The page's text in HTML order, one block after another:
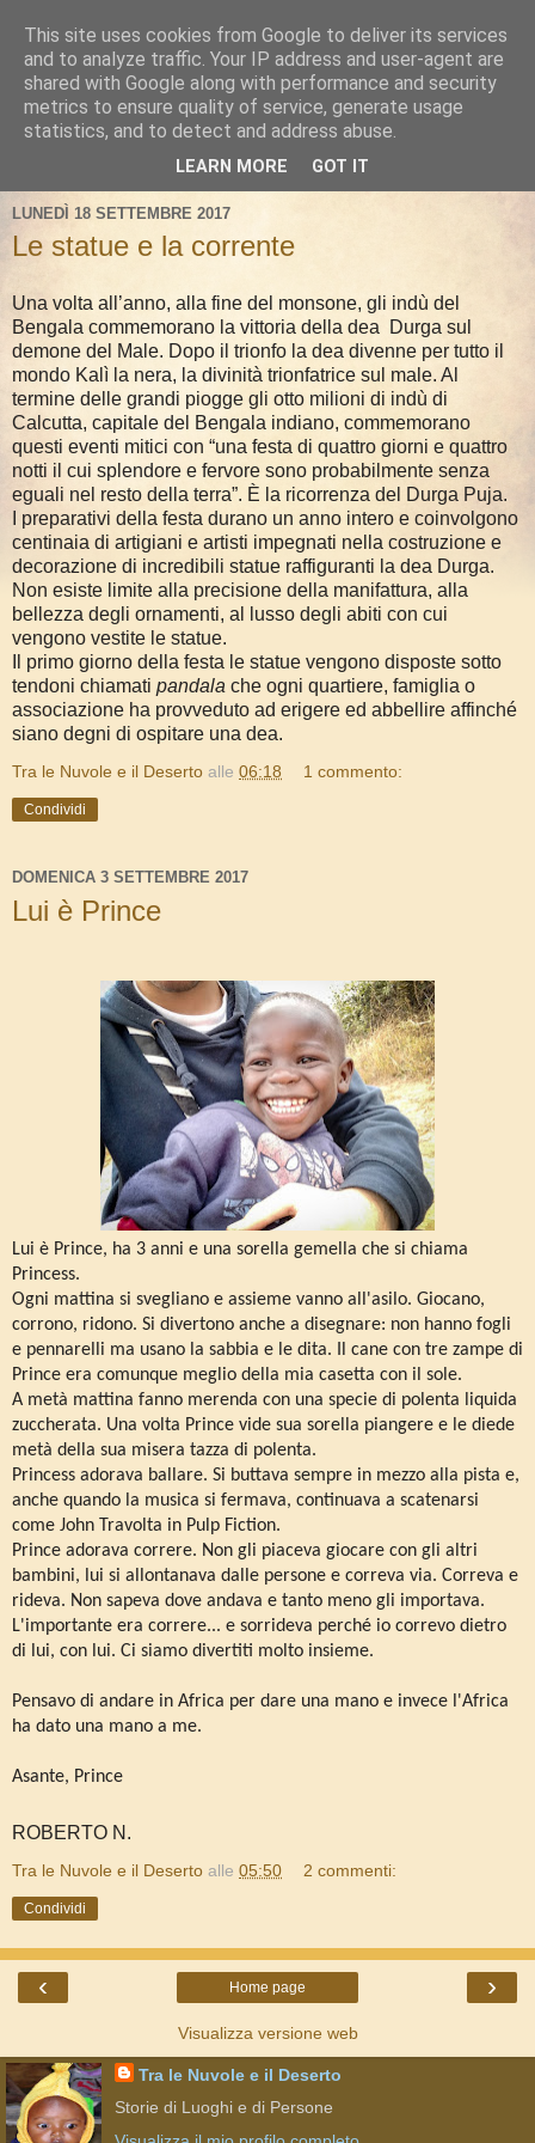
LUNEDÌ 18 SETTEMBRE 2017
Le statue e la corrente
Una volta all’anno, alla fine del monsone, gli indù del
Bengala commemorano la vittoria della dea
Durga sul
demone del Male. Dopo il trionfo la dea divenne per tutto il
mondo Kalì la nera, la divinità trionfatrice sul male. Al
termine delle grandi piogge gli otto milioni di indù di
Calcutta, capitale del Bengala indiano, commemorano
questi eventi mitici con “una festa di quattro giorni e quattro
notti il cui splendore e fervore sono probabilmente senza
eguali nel resto della terra”. È la ricorrenza del Durga Puja.
I preparativi della festa durano un anno intero e coinvolgono
centinaia di artigiani e artisti impegnati nella costruzione e
decorazione di incredibili statue raffiguranti la dea Durga.
Non esiste limite alla precisione della manifattura, alla
bellezza degli ornamenti, al lusso degli abiti con cui
vengono vestite le statue.
Il primo giorno della festa le statue vengono disposte sotto
tendoni chiamati pandala che ogni quartiere, famiglia o
associazione ha provveduto ad erigere ed abbellire affinché
siano degni di ospitare una dea.
Tra le Nuvole e il Deserto alle 06:18 1 commento:
Condividi
DOMENICA 3 SETTEMBRE 2017
Lui è Prince
Lui è Prince, ha 3 anni e una sorella gemella che si chiama
Princess.
Ogni mattina si svegliano e assieme vanno all'asilo. Giocano,
corrono, ridono. Si divertono anche a disegnare: non hanno fogli
e pennarelli ma usano la sabbia e le dita. Il cane con tre zampe di
Prince era comunque meglio della mia casetta con il sole.
A metà mattina fanno merenda con una specie di polenta liquida
zuccherata. Una volta Prince vide sua sorella piangere e le diede
metà della sua misera tazza di polenta.
Princess adorava ballare. Si buttava sempre in mezzo alla pista e,
anche quando la musica si fermava, continuava a scatenarsi
come John Travolta in Pulp Fiction.
Prince adorava correre. Non gli piaceva giocare con gli altri
bambini, lui si allontanava dalle persone e correva via. Correva e
rideva. Non sapeva dove andava e tanto meno gli importava.
L'importante era correre... e sorrideva perché io correvo dietro
di lui, con lui. Ci siamo divertiti molto insieme.
Pensavo di andare in Africa per dare una mano e invece l'Africa
ha dato una mano a me.
Asante, Prince
ROBERTO N.
Tra le Nuvole e il Deserto alle 05:50 2 commenti:
Condividi
‹ ›
Home page
Visualizza versione web
Tra le Nuvole e il Deserto
Storie di Luoghi e di Persone
This site uses cookies from Google to deliver its services
and to analyze traffic. Your IP address and user-agent are
shared with Google along with performance and security
metrics to ensure quality of service, generate usage
statistics, and to detect and address abuse.
LEARN MORE GOT IT